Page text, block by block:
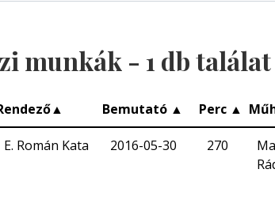
munkák - 1 db találat
▲ Bemutató ▲ Perc ▲
E. Román Kata 2016-05-30 270